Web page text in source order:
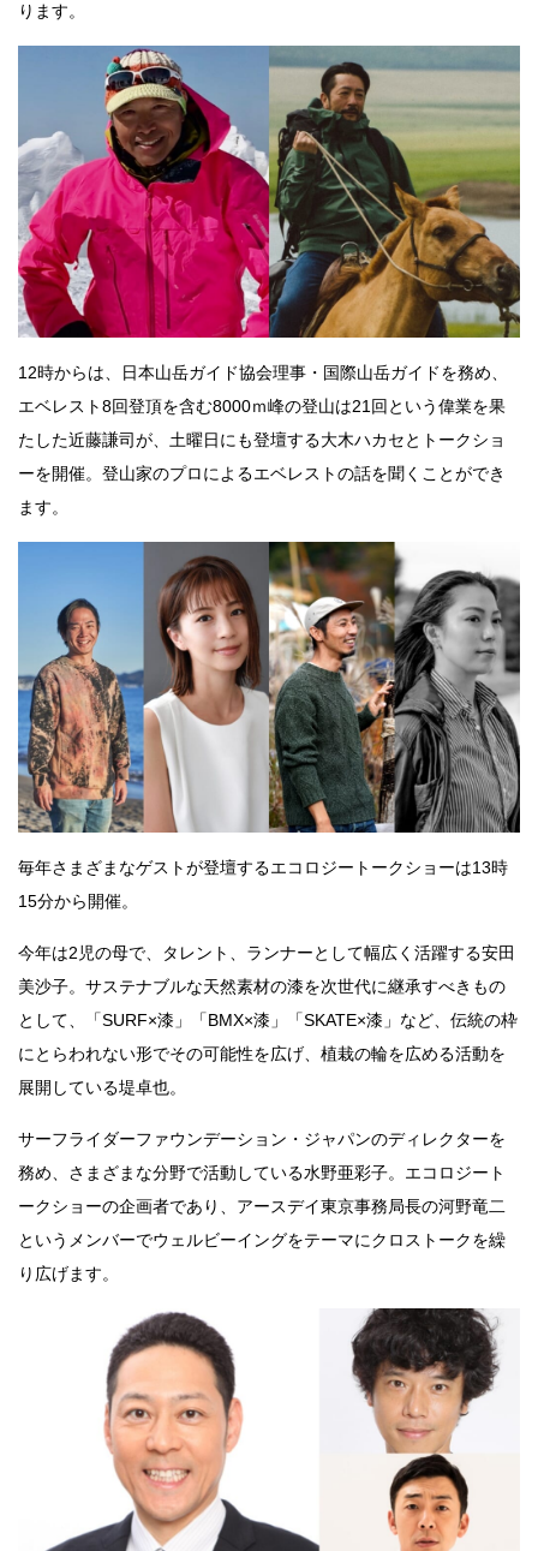
ります。
12時からは、日本山岳ガイド協会理事・国際山岳ガイドを務め、
エベレスト8回登頂を含む8000ｍ峰の登山は21回という偉業を果
たした近藤謙司が、土曜日にも登壇する大木ハカセとトークショ
ーを開催。登山家のプロによるエベレストの話を聞くことができ
ます。
毎年さまざまなゲストが登壇するエコロジートークショーは13時
15分から開催。
今年は2児の母で、タレント、ランナーとして幅広く活躍する安田
美沙子。サステナブルな天然素材の漆を次世代に継承すべきもの
として、「SURF×漆」「BMX×漆」「SKATE×漆」など、伝統の枠
にとらわれない形でその可能性を広げ、植栽の輪を広める活動を
展開している堤卓也。
サーフライダーファウンデーション・ジャパンのディレクターを
務め、さまざまな分野で活動している水野亜彩子。エコロジート
ークショーの企画者であり、アースデイ東京事務局長の河野竜二
というメンバーでウェルビーイングをテーマにクロストークを繰
り広げます。